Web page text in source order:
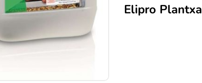
Elipro Plantxa